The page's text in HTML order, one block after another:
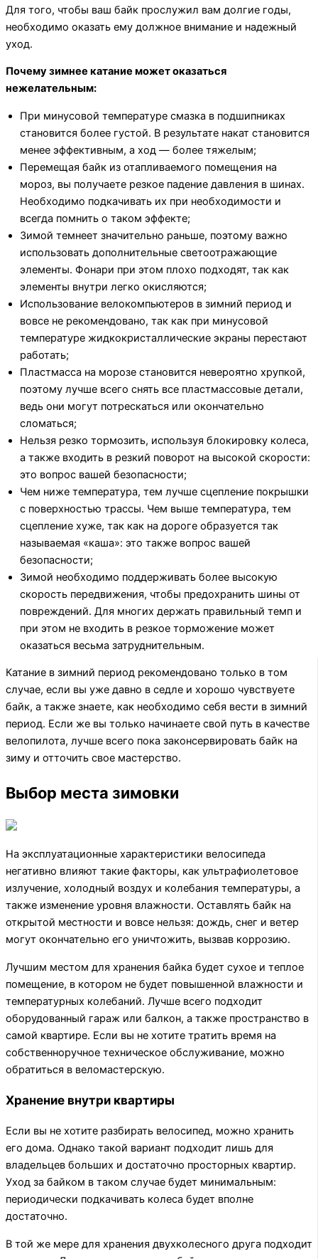
Для того, чтобы ваш байк прослужил вам долгие годы,
необходимо оказать ему должное внимание и надежный
уход.
Почему зимнее катание может оказаться
нежелательным:
При минусовой температуре смазка в подшипниках
становится более густой. В результате накат становится
менее эффективным, а ход — более тяжелым;
Перемещая байк из отапливаемого помещения на
мороз, вы получаете резкое падение давления в шинах.
Необходимо подкачивать их при необходимости и
всегда помнить о таком эффекте;
Зимой темнеет значительно раньше, поэтому важно
использовать дополнительные светоотражающие
элементы. Фонари при этом плохо подходят, так как
элементы внутри легко окисляются;
Использование велокомпьютеров в зимний период и
вовсе не рекомендовано, так как при минусовой
температуре жидкокристаллические экраны перестают
работать;
Пластмасса на морозе становится невероятно хрупкой,
поэтому лучше всего снять все пластмассовые детали,
ведь они могут потрескаться или окончательно
сломаться;
Нельзя резко тормозить, используя блокировку колеса,
а также входить в резкий поворот на высокой скорости:
это вопрос вашей безопасности;
Чем ниже температура, тем лучше сцепление покрышки
с поверхностью трассы. Чем выше температура, тем
сцепление хуже, так как на дороге образуется так
называемая «каша»: это также вопрос вашей
безопасности;
Зимой необходимо поддерживать более высокую
скорость передвижения, чтобы предохранить шины от
повреждений. Для многих держать правильный темп и
при этом не входить в резкое торможение может
оказаться весьма затруднительным.
Катание в зимний период рекомендовано только в том
случае, если вы уже давно в седле и хорошо чувствуете
байк, а также знаете, как необходимо себя вести в зимний
период. Если же вы только начинаете свой путь в качестве
велопилота, лучше всего пока законсервировать байк на
зиму и отточить свое мастерство.
Выбор места зимовки
На эксплуатационные характеристики велосипеда
негативно влияют такие факторы, как ультрафиолетовое
излучение, холодный воздух и колебания температуры, а
также изменение уровня влажности. Оставлять байк на
открытой местности и вовсе нельзя: дождь, снег и ветер
могут окончательно его уничтожить, вызвав коррозию.
Лучшим местом для хранения байка будет сухое и теплое
помещение, в котором не будет повышенной влажности и
температурных колебаний. Лучше всего подходит
оборудованный гараж или балкон, а также пространство в
самой квартире. Если вы не хотите тратить время на
собственноручное техническое обслуживание, можно
обратиться в веломастерскую.
Хранение внутри квартиры
Если вы не хотите разбирать велосипед, можно хранить
его дома. Однако такой вариант подходит лишь для
владельцев больших и достаточно просторных квартир.
Уход за байком в таком случае будет минимальным:
периодически подкачивать колеса будет вполне
достаточно.
В той же мере для хранения двухколесного друга подходит